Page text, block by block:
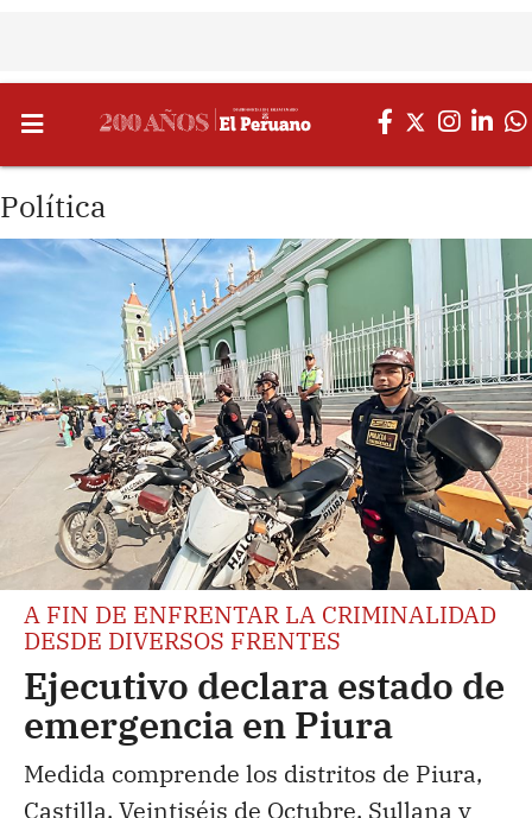
Política
A FIN DE ENFRENTAR LA CRIMINALIDAD
DESDE DIVERSOS FRENTES
Ejecutivo declara estado de
emergencia en Piura
Medida comprende los distritos de Piura,
Castilla, Veintiséis de Octubre, Sullana y